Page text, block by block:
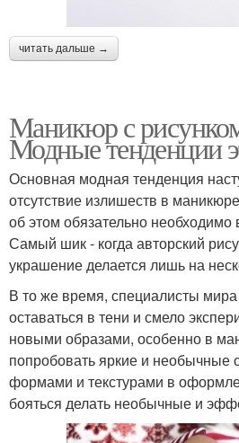
читать дальше →
Маникюр с
Модные тенденции
Основная модная тенденция
отсутствие излишеств в
об этом обязательно необходимо
Самый шик - когда авторский
украшение делается лишь на
В то же время, специалисты
оставаться в тени и смело
новыми образами, особенно в
попробовать яркие и необычные
формами и текстурами в
бояться делать необычные и